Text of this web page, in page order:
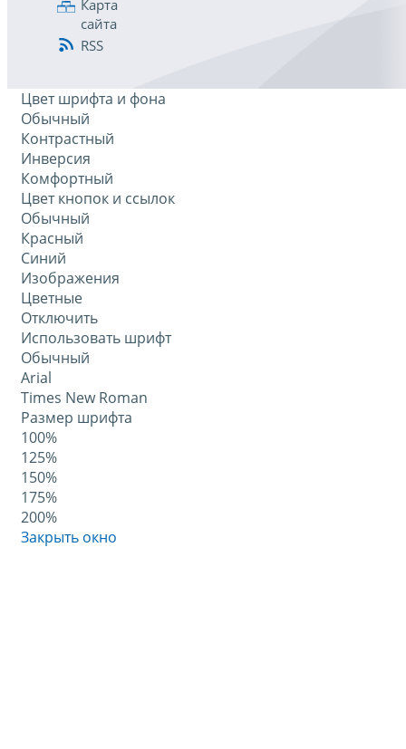
Карта
сайта
RSS
Цвет шрифта и фона
Обычный
Контрастный
Инверсия
Комфортный
Цвет кнопок и ссылок
Обычный
Красный
Синий
Изображения
Цветные
Отключить
Использовать шрифт
Обычный
Arial
Times New Roman
Размер шрифта
100%
125%
150%
175%
200%
Закрыть окно